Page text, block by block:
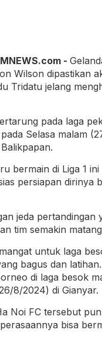
-
Wilson dipastikan
Tridatu jelang
pada laga
Selasa malam
bermain di Liga 1 ini
persiapan dirinya
jeda pertandingan
tim semakin
untuk laga
bagus dan
di laga besok
8/2024) di Gianyar.
Noi FC tersebut
bisa